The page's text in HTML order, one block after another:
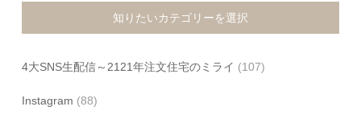
知りたいカテゴリーを選択
4大SNS生配信～2121年注文住宅のミライ (107)
Instagram (88)